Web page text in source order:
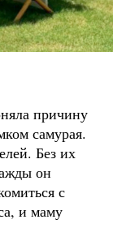
причину
самурая.
Без их
он
с
и маму